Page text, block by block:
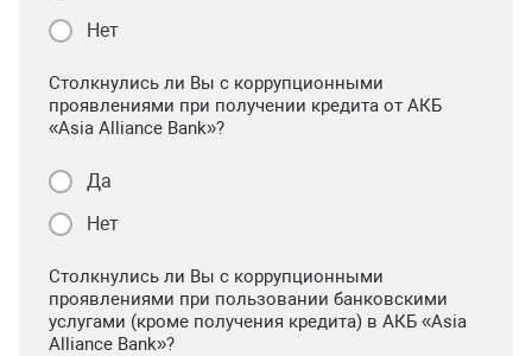
Нет
Столкнулись ли Вы с коррупционными
проявлениями при получении кредита от АКБ
«Asia Alliance Bank»?
Да
Нет
Столкнулись ли Вы с коррупционными
проявлениями при пользовании банковскими
услугами (кроме получения кредита) в АКБ «Asia
Alliance Bank»?